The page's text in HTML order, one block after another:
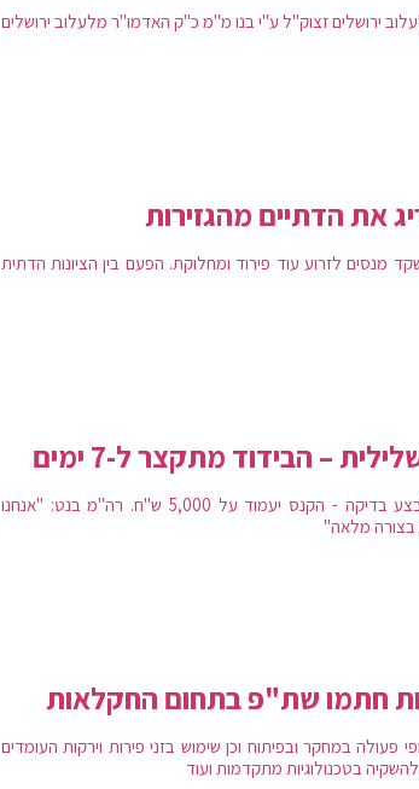
ירושלים זצוק"ל ע"י בנו מ"מ כ"ק האדמו"ר מלעלוב ירושלים
את הדתיים מהגזירות
מנסים לזרוע עוד פירוד ומחלוקת. הפעם בין הציונות הדתית
– הבידוד מתקצר ל-7 ימים
אנשים שמשתחררים בלי לבצע בדיקה - הקנס יעמוד על 5,000 ש"ח. רה"מ בנט: "אנחנו
בצורה מלאה"
חתמו שת"פ בתחום החקלאות
פעולה במחקר ובפיתוח וכן שימוש בזני פירות וירקות העומדים
בטכנולוגיות מתקדמות ועוד